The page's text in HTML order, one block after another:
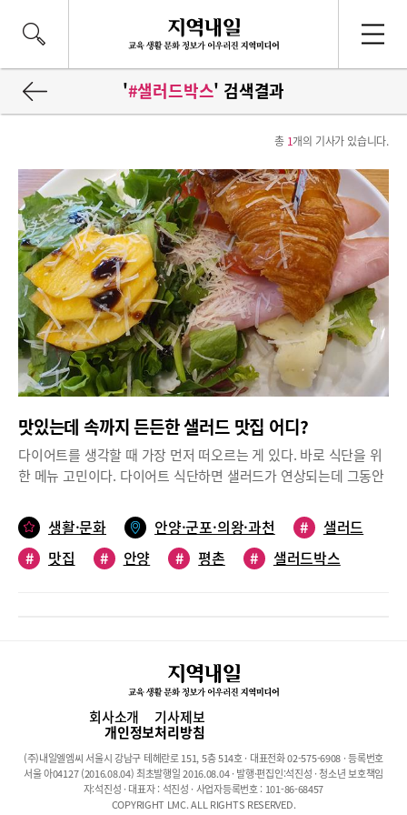
'#샐러드박스' 검색결과
총 1개의 기사가 있습니다.
맛있는데 속까지 든든한 샐러드 맛집 어디?
다이어트를 생각할 때 가장 먼저 떠오르는 게 있다. 바로 식단을 위
한 메뉴 고민이다. 다이어트 식단하면 샐러드가 연상되는데 그동안
한 토핑과 드레싱을 곁들인 맛있고 영양 만점이며 거기다 낮은 칼로
리를 앞세운 샐러드가 대세이다. 최근 내 입맛에 맞춰 골라 먹을 수
있는 드레싱과 눈에 띄는 이색 샐러드까지 선보이는 샐러드 맛집이
이곳은 밝은 분위기의 인테리어로 혼자이거나 친구, 지인들과 함께
식사하기에 좋고 포장주문을 하기에도 안성맞춤이다. 샐러드박스
는 맛과 영양이 풍부한 샐러드를 주문 즉시 조리하여 제공하고
HACCP(식품안전관리인증)인증 업체와 농가에서 공급받은 깨끗하
샐러드와 훈제오리 샐러드, 수비드 닭가슴살 샐러드가 손꼽힌다. 특
히 신선한 채소에 방울토마토, 리가토니, 모짜렐라볼, 블랙올리브,
그라나파다노 치즈와 향긋한 바질페스토가 어우러진 바질 파스타
생활·문화 안양·군포·의왕·과천 #
샐러드
#
맛집 # 안양 # 평촌 #
샐러드박스
회사소개 기사제보
개인정보처리방침
(주)내일엘엠씨 서울시 강남구 테헤란로 151, 5층 514호 · 대표전화 02-575-6908 · 등록번호
서울 아04127 (2016.08.04) 최초발행일 2016.08.04 · 발행·편집인:석진성 · 청소년 보호책임
자:석진성 · 대표자 : 석진성 · 사업자등록번호 : 101-86-68457
COPYRIGHT LMC. ALL RIGHTS RESERVED.